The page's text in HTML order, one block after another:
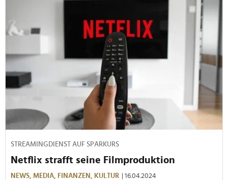
STREAMINGDIENST AUF SPARKURS
Netflix strafft seine Filmproduktion
NEWS, MEDIA, FINANZEN, KULTUR | 16.04.2024